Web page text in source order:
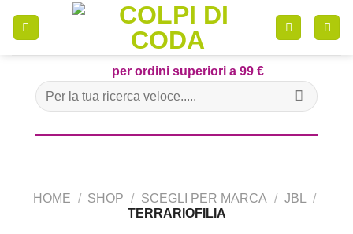
per ordini superiori a 99 €
Cerca:
HOME / SHOP / SCEGLI PER MARCA / JBL
/
TERRARIOFILIA